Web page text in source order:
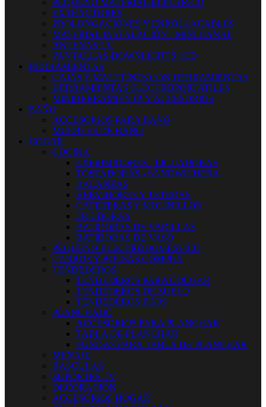
PEQUEÑO MATERIAL ELECTRICO
EXTRACTORES
PROLONGACIONES Y ENROLLACABLES
MATERIAL INSTALACIÓN - MINI CANAL
ANTENAS TV
PANTALLAS-DOWNLIGHTS LED
HERRAMIENTAS
CAJAS Y MALETINES CON HERRAMIENTAS
HERRAMIENTAS ELECTROPORTATILES
MINIHERRAMIENTA Y ACCESORIOS
BAÑO
ACCESORIOS PARA BAÑO
MUEBLES DE BAÑO
HOGAR
COCINA
EXPRIMIDORES - LICUADORAS
TOSTADORAS - SANDWICHERA
BALANZAS
HERVIDORES Y TETERAS
CAFETERAS Y MOLINILLOS
FREIDORAS
BATIDORAS DE VARILLAS
BATIDORAS DE VASO
PEQUEÑO ELECTRODOMESTICO
CARROS Y BOLSAS COMPRA
TENDEDEROS
TENDEDEROS PARA COLGAR
TENDEDEROS DE SUELO
TENDEDEROS FIJOS
PLANCHADO
ACCESORIOS PARA PLANCHAR
TABLA DE PLANCHAR
FUNDAS PARA TABLA DE PLANCHAR
MENAJE
BASCULAS
SOPORTES TV
DECORACION
ACCESORIOS HOGAR